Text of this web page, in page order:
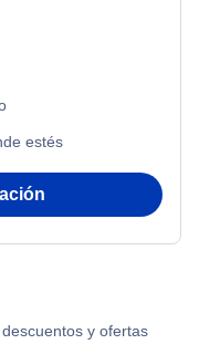
estés
y ofertas